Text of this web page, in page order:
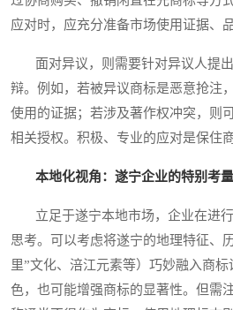
应对时，应充分准备市场使用证据、
面对异议，则需要针对异议人提出
辩。例如，若被异议商标是恶意抢注
使用的证据；若涉及著作权冲突，则
相关授权。积极、专业的应对是保住
本地化视角：遂宁企业的特别考量
立足于遂宁本地市场，企业在进行
思考。可以考虑将遂宁的地理特征、
里”文化、涪江元素等）巧妙融入商
色，也可能增强商标的显著性。但需